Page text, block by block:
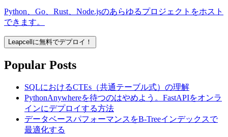
Python、Go、Rust、Node.jsのあらゆるプロジェクトをホスト
できます。
Leapcellに無料でデプロイ！
Popular Posts
SQLにおけるCTEs（共通テーブル式）の理解
PythonAnywhereを待つのはやめよう。FastAPIをオンラ
インにデプロイする方法
データベースパフォーマンスをB-Treeインデックスで
最適化する